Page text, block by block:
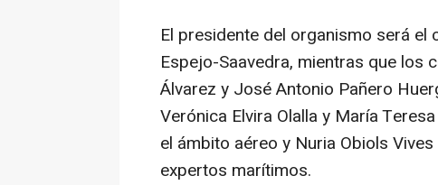
El presidente del organismo será el
Espejo-Saavedra, mientras que los
Álvarez y José Antonio Pañero
Verónica Elvira Olalla y María
el ámbito aéreo y Nuria Obiols
expertos marítimos.